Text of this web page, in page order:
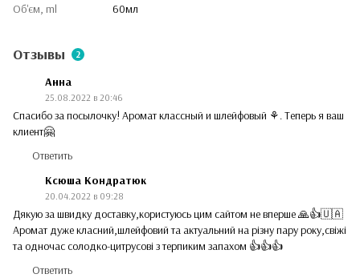
Об'єм, ml 60мл
Отзывы 2
Анна
25.08.2022 в 20:46
Спасибо за посылочку! Аромат классный и шлейфовый ⚘. Теперь я ваш
клиент🤗
Ответить
Ксюша Кондратюк
20.04.2022 в 09:28
Дякую за швидку доставку,користуюсь цим сайтом не вперше 🙏👍🇺🇦
Аромат дуже класний,шлейфовий та актуальний на різну пару року,свіжі
та одночас солодко-цитрусові з терпиким запахом 👍👍👍
Ответить